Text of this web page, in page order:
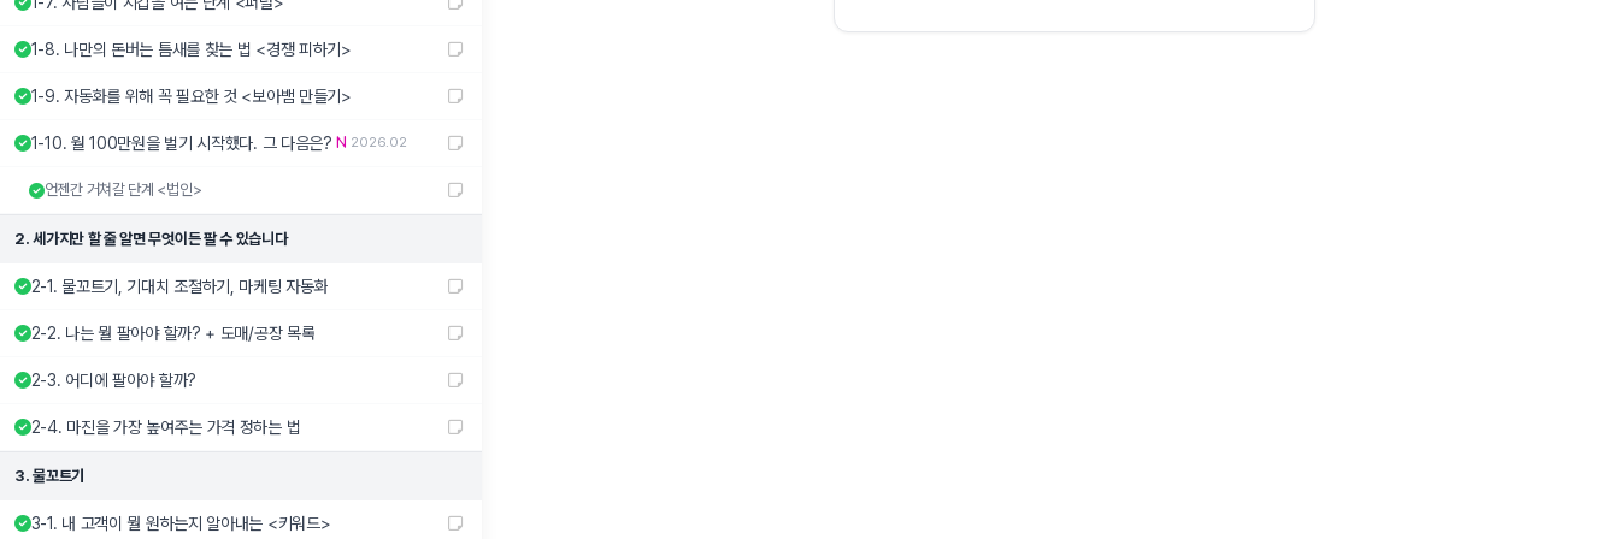
1-8. 나만의 돈버는 틈새를 찾는 법 <경쟁 피하기>
1-9. 자동화를 위해 꼭 필요한 것 <보아뱀 만들기>
1-10. 월 100만원을 벌기 시작했다. 그 다음은? 2026.02
언젠간 거쳐갈 단계 <법인>
2. 세가지만 할 줄 알면 무엇이든 팔 수 있습니다
2-1. 물꼬트기, 기대치 조절하기, 마케팅 자동화
2-2. 나는 뭘 팔아야 할까? + 도매/공장 목록
2-3. 어디에 팔아야 할까?
2-4. 마진을 가장 높여주는 가격 정하는 법
3. 물꼬트기
3-1. 내 고객이 뭘 원하는지 알아내는 <키워드>